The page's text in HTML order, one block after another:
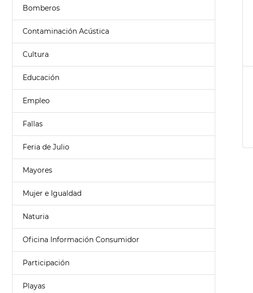
Bomberos
Contaminación Acústica
Cultura
Educación
Empleo
Fallas
Feria de Julio
Mayores
Mujer e Igualdad
Naturia
Oficina Información Consumidor
Participación
Playas